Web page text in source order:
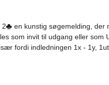
2
en kunstig søgemelding, der
som invit til udgang eller som
fordi indledningen 1x - 1y,